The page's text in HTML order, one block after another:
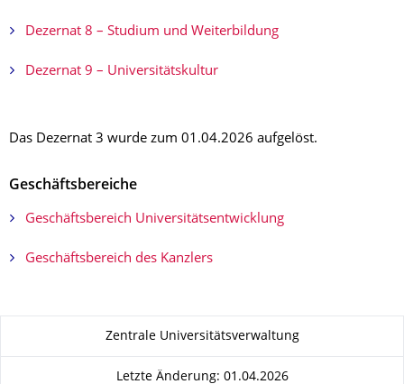
Dezernat 8 – Studium und Weiterbildung
Dezernat 9 – Universitätskultur
Das Dezernat 3 wurde zum 01.04.2026 aufgelöst.
Geschäftsbereiche
Geschäftsbereich Universitätsent­wicklung
Geschäftsbereich des Kanzlers
Zu dieser SeiteZentrale Universitätsverwaltung
Letzte Änderung: 01.04.2026